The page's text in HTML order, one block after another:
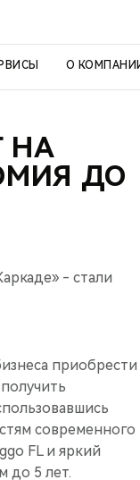
О
НА
ДО
- стали
приобрести
современного
FL и яркий
до 5 лет.